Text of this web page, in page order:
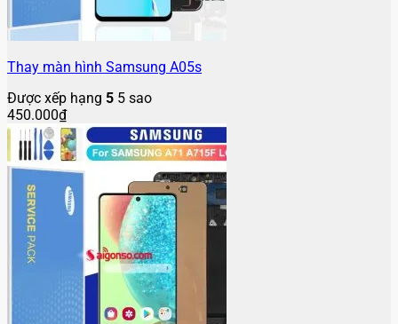
Thay màn hình Samsung A05s
Được xếp hạng 5 5 sao
450.000₫